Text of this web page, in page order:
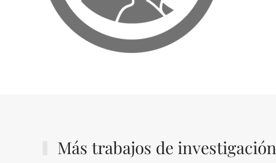
Más trabajos de investigación